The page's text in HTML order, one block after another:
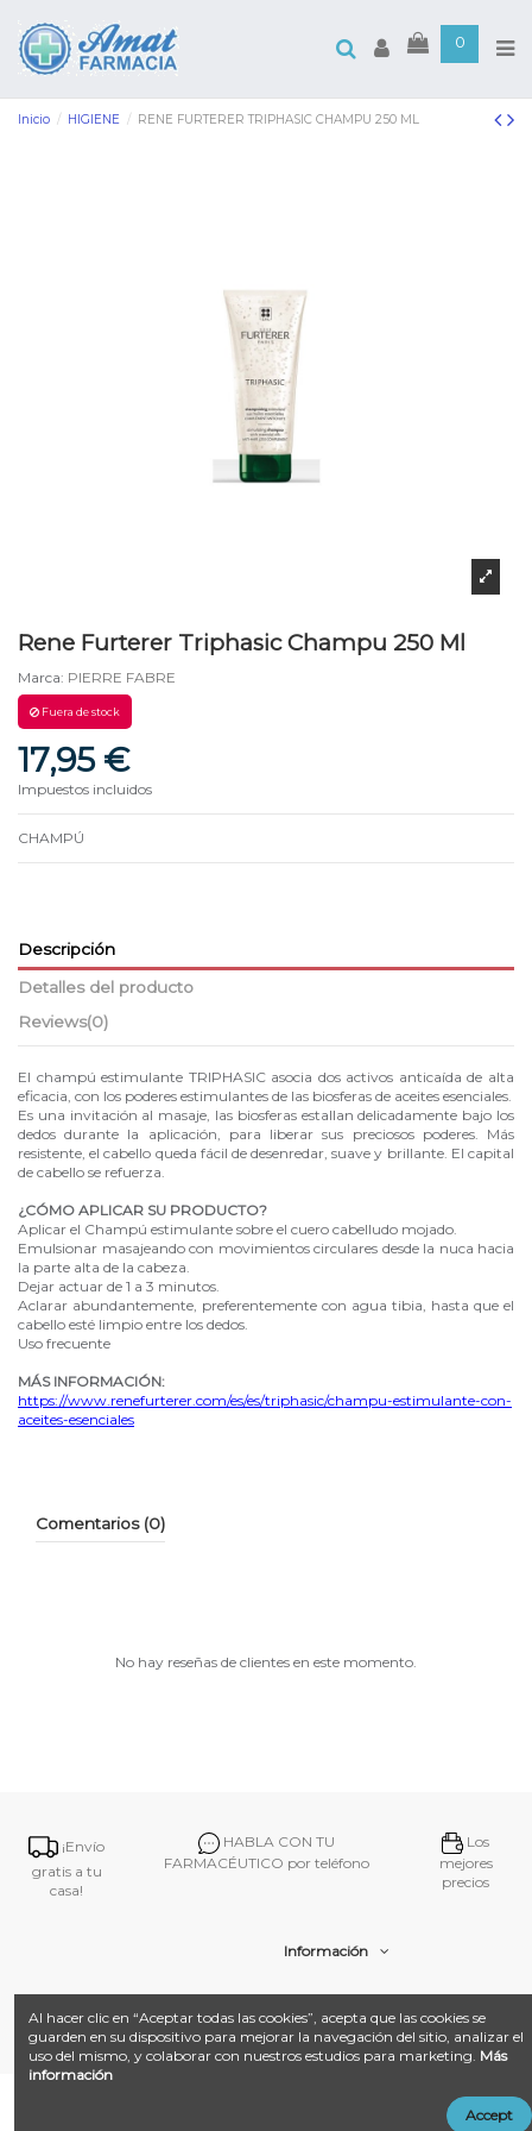
0
Inicio HIGIENE RENE FURTERER TRIPHASIC CHAMPU 250 ML
Rene Furterer Triphasic Champu 250 Ml
Marca: PIERRE FABRE
Fuera de stock
17,95 €
Impuestos incluidos
CHAMPÚ
Descripción
Detalles del producto
Reviews(0)
El champú estimulante TRIPHASIC asocia dos activos anticaída de alta
eficacia, con los poderes estimulantes de las biosferas de aceites esenciales.
Es una invitación al masaje, las biosferas estallan delicadamente bajo los
dedos durante la aplicación, para liberar sus preciosos poderes. Más
resistente, el cabello queda fácil de desenredar, suave y brillante. El capital
de cabello se refuerza.
¿CÓMO APLICAR SU PRODUCTO?
Aplicar el Champú estimulante sobre el cuero cabelludo mojado.
Emulsionar masajeando con movimientos circulares desde la nuca hacia
la parte alta de la cabeza.
Dejar actuar de 1 a 3 minutos.
Aclarar abundantemente, preferentemente con agua tibia, hasta que el
cabello esté limpio entre los dedos.
Uso frecuente
MÁS INFORMACIÓN:
https://www.renefurterer.com/es/es/triphasic/champu-estimulante-con-
aceites-esenciales
Comentarios (0)
No hay reseñas de clientes en este momento.
¡Envío
gratis a tu
casa!
HABLA CON TU
FARMACÉUTICO por teléfono
Los
mejores
precios
Información
Desarrollado con ❤️ por
LandM + Datacom
Al hacer clic en “Aceptar todas las cookies”, acepta que las cookies se
guarden en su dispositivo para mejorar la navegación del sitio, analizar el
uso del mismo, y colaborar con nuestros estudios para marketing. Más
información
Accept